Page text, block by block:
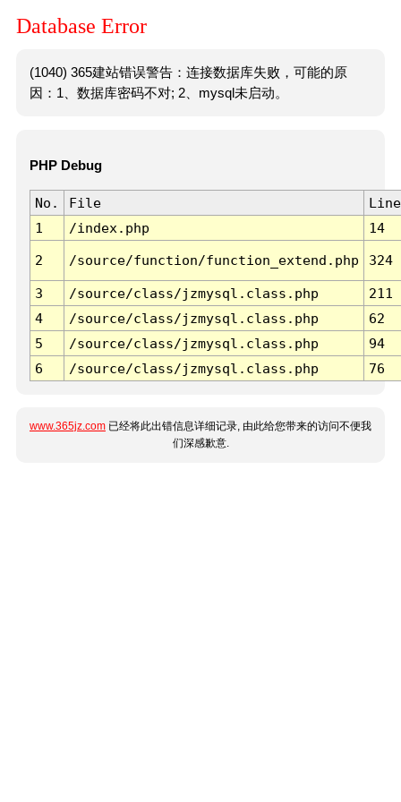
Database Error
(1040) 365建站错误警告：连接数据库失败，可能的原
因：1、数据库密码不对; 2、mysql未启动。
PHP Debug
No. File
Line
1
/index.php 14
2 /source/function/function_extend.php 324
3 /source/class/jzmysql.class.php
211
4
/source/class/jzmysql.class.php
62
5
/source/class/jzmysql.class.php
94
6
/source/class/jzmysql.class.php 76
www.365jz.com 已经将此出错信息详细记录, 由此给您带来的访问不便我
们深感歉意.